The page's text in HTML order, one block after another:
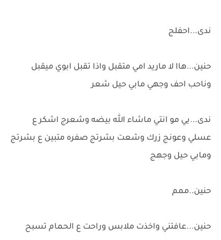
ندى...احفلج
حنين...هاا لا ماريد امي متقبل واذا تقبل ابوي ميقبل
وناحب احف وجهي مابي حيل شعر
ندى...يي مو انتي ماشاء الله بيضه وشعرج اشكر ع
عسلي وعونج زرك وشعت بشرتج صفره متبين ع بشرتج
ومابي حيل وجهج
حنين..ممم
حنين...عافتني واخذت ملابس وراحت ع الحمام تسبح